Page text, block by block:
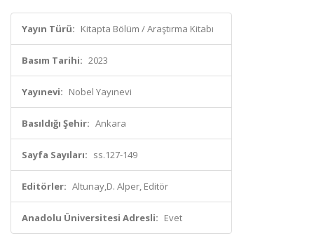
Yayın Türü: Kitapta Bölüm / Araştırma Kitabı
Basım Tarihi: 2023
Yayınevi: Nobel Yayınevi
Basıldığı Şehir: Ankara
Sayfa Sayıları: ss.127-149
Editörler: Altunay,D. Alper, Editör
Anadolu Üniversitesi Adresli: Evet